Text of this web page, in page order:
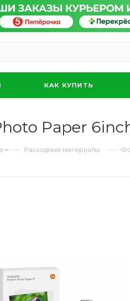
КАК КУПИТЬ
Paper
— Расходные материалы —